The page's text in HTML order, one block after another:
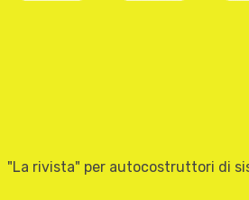
"La rivista" per autocostruttori di